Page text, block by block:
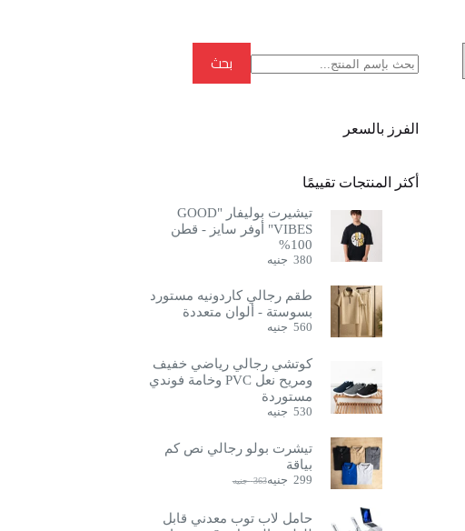
بحث
الفرز بالسعر
أكثر المنتجات تقييمًا
تيشيرت بوليفار "GOOD
VIBES" أوفر سايز - قطن
100%
380 جنيه
طقم رجالي كاردونيه مستورد
بسوستة - ألوان متعددة
560 جنيه
كوتشي رجالي رياضي خفيف
ومريح نعل PVC وخامة فوندي
مستوردة
530 جنيه
تيشرت بولو رجالي نص كم
بياقة
363 جنيهالسعر
هو:
299 جنيهالسعر
هو:
حامل لاب توب معدني قابل